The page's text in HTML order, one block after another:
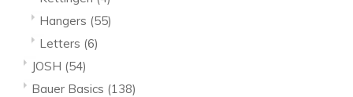
Hangers (55)
Letters (6)
JOSH (54)
Bauer Basics (138)